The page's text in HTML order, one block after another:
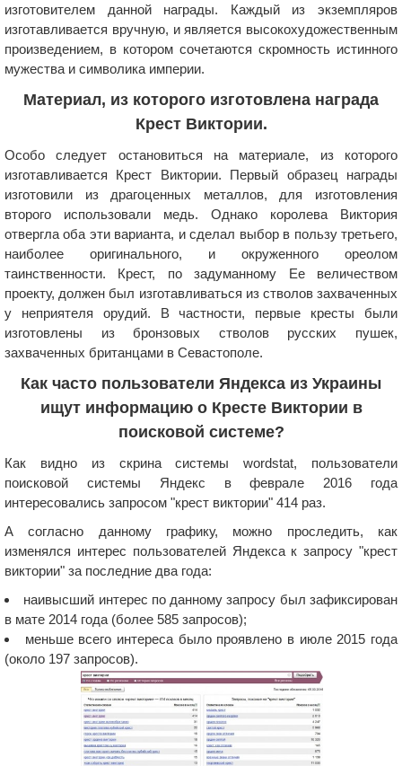
изготовителем данной награды. Каждый из экземпляров
изготавливается вручную, и является высокохудожественным
произведением, в котором сочетаются скромность истинного
мужества и символика империи.
Материал, из которого изготовлена награда
Крест Виктории.
Особо следует остановиться на материале, из которого
изготавливается Крест Виктории. Первый образец награды
изготовили из драгоценных металлов, для изготовления
второго использовали медь. Однако королева Виктория
отвергла оба эти варианта, и сделал выбор в пользу третьего,
наиболее оригинального, и окруженного ореолом
таинственности. Крест, по задуманному Ее величеством
проекту, должен был изготавливаться из стволов захваченных
у неприятеля орудий. В частности, первые кресты были
изготовлены из бронзовых стволов русских пушек,
захваченных британцами в Севастополе.
Как часто пользователи Яндекса из Украины
ищут информацию о Кресте Виктории в
поисковой системе?
Как видно из скрина системы wordstat, пользователи
поисковой системы Яндекс в феврале 2016 года
интересовались запросом "крест виктории" 414 раз.
А согласно данному графику, можно проследить, как
изменялся интерес пользователей Яндекса к запросу "крест
виктории" за последние два года:
наивысший интерес по данному запросу был зафиксирован
в мате 2014 года (более 585 запросов);
меньше всего интереса было проявлено в июле 2015 года
(около 197 запросов).